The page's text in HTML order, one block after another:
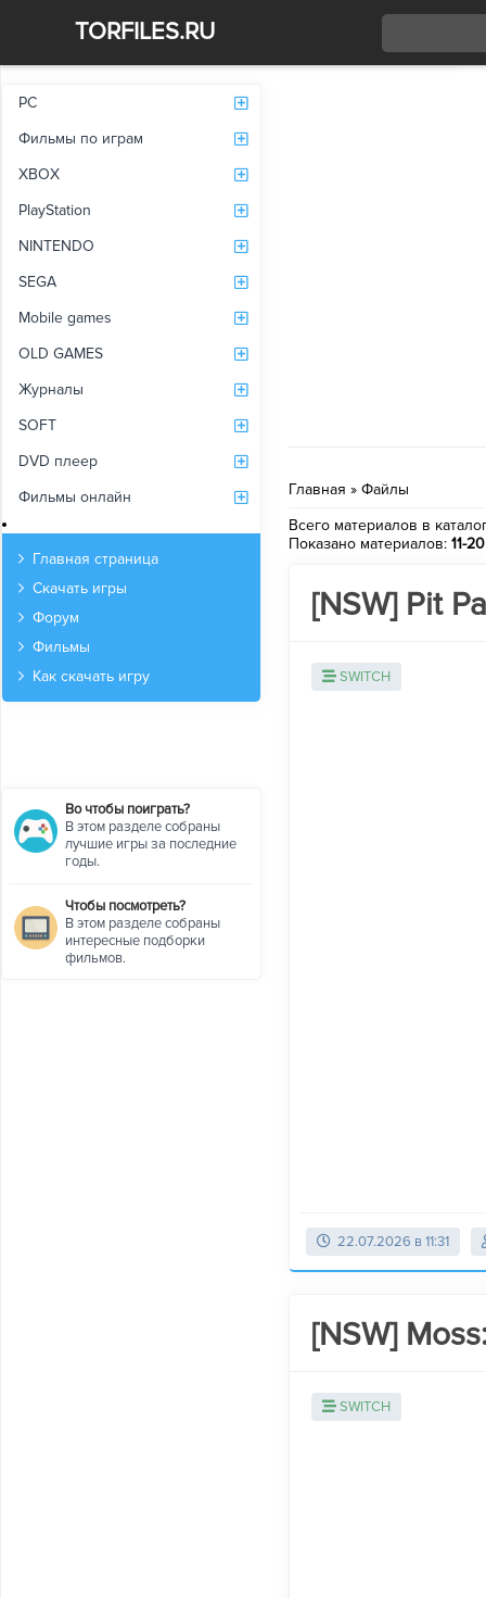
TORFILES.RU
PC
Фильмы по играм
XBOX
PlayStation
NINTENDO
SEGA
Mobile games
OLD GAMES
Журналы
SOFT
DVD плеер
Фильмы онлайн
Главная страница
Скачать игры
Форум
Фильмы
Как скачать игру
Во чтобы поиграть?
В этом разделе собраны
лучшие игры за последние
годы.
Чтобы посмотреть?
В этом разделе собраны
интересные подборки
фильмов.
Главная » Файлы
Всего материалов в
Показано материалов: 11-20
[NSW] Pit
SWITCH
22.07.2026 в 11:31
[NSW]
SWITCH